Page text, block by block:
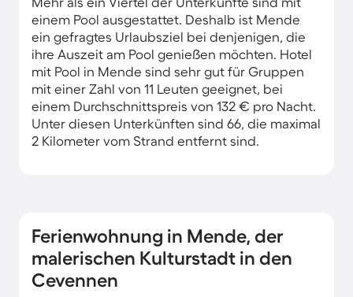
einem Pool ausgestattet. Deshalb ist Mende
ein gefragtes Urlaubsziel bei denjenigen, die
ihre Auszeit am Pool genießen möchten. Hotel
mit Pool in Mende sind sehr gut für Gruppen
mit einer Zahl von 11 Leuten geeignet, bei
einem Durchschnittspreis von 132 € pro Nacht.
Unter diesen Unterkünften sind 66, die maximal
2 Kilometer vom Strand entfernt sind.
Ferienwohnung in Mende, der
malerischen Kulturstadt in den
Cevennen